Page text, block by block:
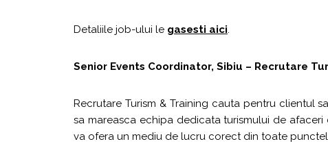
Detaliile job-ului le gasesti aici.
Senior Events Coordinator, Sibiu – Recrutare
Recrutare Turism & Training cauta pentru clientul
sa mareasca echipa dedicata turismului de
va ofera un mediu de lucru corect din toate